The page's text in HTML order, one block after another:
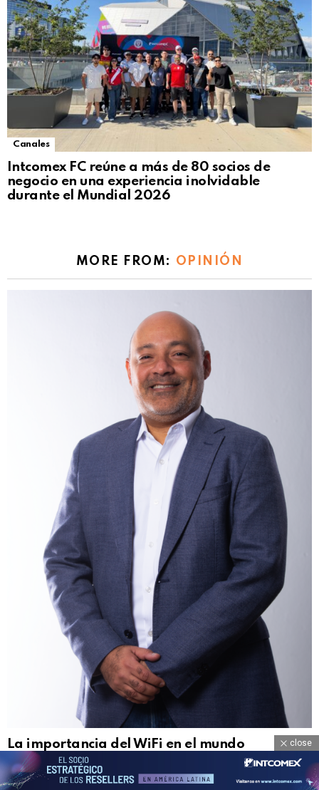
Canales
Intcomex FC reúne a más de 80 socios de
negocio en una experiencia inolvidable
durante el Mundial 2026
MORE FROM: OPINIÓN
La importancia del WiFi en el mundo
empresarial
close